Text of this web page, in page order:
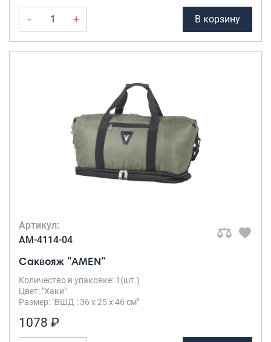
- + В корзину
Артикул:
AM-4114-04
Саквояж "AMEN"
Количество в упаковке: 1(шт.)
Цвет: "Хаки"
Размер: "ВШД : 36 х 25 х 46 см"
1078 ₽